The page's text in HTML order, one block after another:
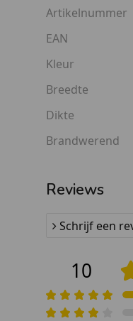
Artikelnummer
EAN
Kleur
Breedte
Dikte
Brandwerend
Reviews
Schrijf een
10